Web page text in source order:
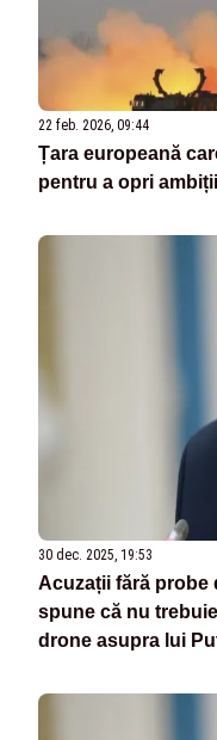
22 feb. 2026, 09:44
Țara europeană
pentru a opri
30 dec. 2025, 19:53
Acuzații fără probe
spune că nu
drone asupra lui